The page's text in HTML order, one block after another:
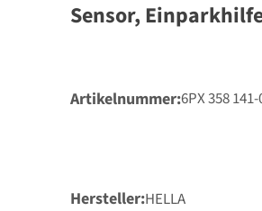
Sensor,
Artikelnummer 6PX 358
Hersteller HELLA